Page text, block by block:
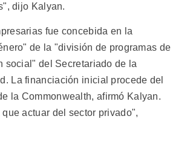
dijo Kalyan.
fue concebida en la
de la "división de programas de
social" del Secretariado de la
La financiación inicial procede del
la Commonwealth, afirmó Kalyan.
actuar del sector privado",